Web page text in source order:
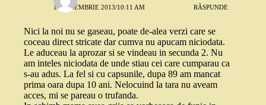
12 NOIEMBRIE 2013/10:11 AM RĂSPUNDE
Nici la noi nu se gaseau, poate de-alea verzi care se
coceau direct stricate dar cumva nu apucam niciodata.
Le aduceau la aprozar si se vindeau in secunda 2. Nu
am inteles niciodata de unde stiau cei care cumparau ca
s-au adus. La fel si cu capsunile, dupa 89 am mancat
prima oara dupa 10 ani. Nelocuind la tara nu aveam
acces, mi se pareau o trufanda.